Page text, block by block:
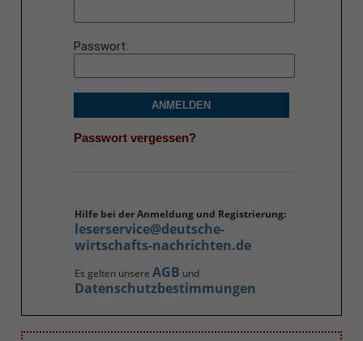
Passwort
ANMELDEN
Passwort vergessen?
Hilfe bei der Anmeldung und Registrierung:
leserservice@deutsche-
wirtschafts-nachrichten.de
Es gelten unsere AGB und
Datenschutzbestimmungen